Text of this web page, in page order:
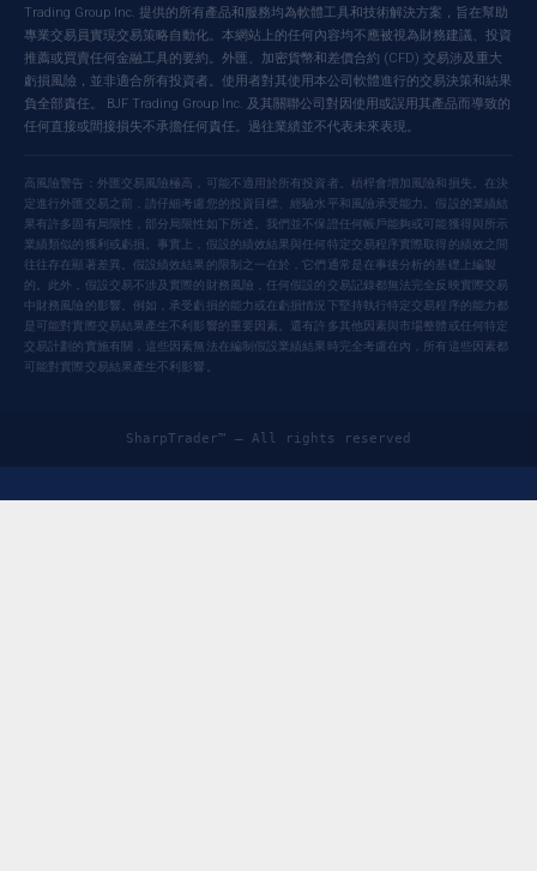
Trading Group Inc. 提供的所有產品和服務均為軟體工具和技術解決方案，旨在幫助
專業交易員實現交易策略自動化。本網站上的任何內容均不應被視為財務建議、投資
推薦或買賣任何金融工具的要約。外匯、加密貨幣和差價合約 (CFD) 交易涉及重大
虧損風險，並非適合所有投資者。使用者對其使用本公司軟體進行的交易決策和結果
負全部責任。 BJF Trading Group Inc. 及其關聯公司對因使用或誤用其產品而導致的
任何直接或間接損失不承擔任何責任。過往業績並不代表未來表現。
高風險警告：外匯交易風險極高，可能不適用於所有投資者。槓桿會增加風險和損失。在決
定進行外匯交易之前，請仔細考慮您的投資目標、經驗水平和風險承受能力。假設的業績結
果有許多固有局限性，部分局限性如下所述。我們並不保證任何帳戶能夠或可能獲得與所示
業績類似的獲利或虧損。事實上，假設的績效結果與任何特定交易程序實際取得的績效之間
往往存在顯著差異。假設績效結果的限制之一在於，它們通常是在事後分析的基礎上編製
的。此外，假設交易不涉及實際的財務風險，任何假設的交易記錄都無法完全反映實際交易
中財務風險的影響。例如，承受虧損的能力或在虧損情況下堅持執行特定交易程序的能力都
是可能對實際交易結果產生不利影響的重要因素。還有許多其他因素與市場整體或任何特定
交易計劃的實施有關，這些因素無法在編制假設業績結果時完全考慮在內，所有這些因素都
可能對實際交易結果產生不利影響。
SharpTrader™ — All rights reserved